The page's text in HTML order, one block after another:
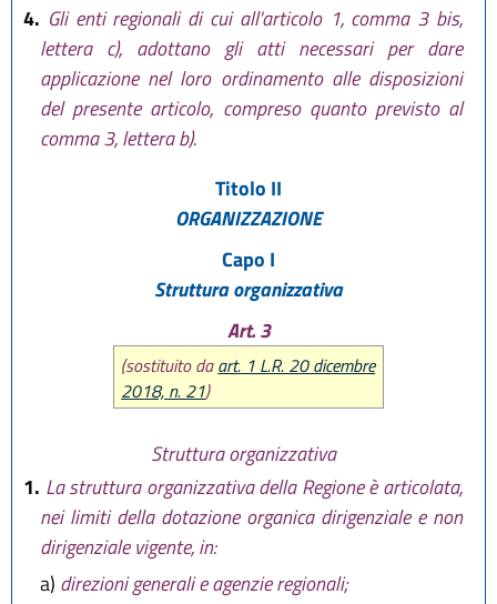
4. Gli enti regionali di cui all'articolo 1, comma 3 bis,
lettera c), adottano gli atti necessari per dare
applicazione nel loro ordinamento alle disposizioni
del presente articolo, compreso quanto previsto al
comma 3, lettera b).
Titolo II
ORGANIZZAZIONE
Capo I
Struttura organizzativa
Art. 3
(sostituito daart. 1 L.R. 20 dicembre
2018, n. 21)
Struttura organizzativa
1. La struttura organizzativa della Regione è articolata,
nei limiti della dotazione organica dirigenziale e non
dirigenziale vigente, in:
a) direzioni generali e agenzie regionali;